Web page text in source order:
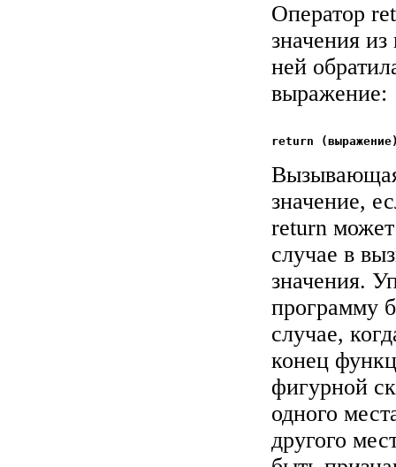
Оператор
значения
ней
выражение:
значение,
return
случае в
значения.
программу
случае,
конец
фигурной
одного
другого